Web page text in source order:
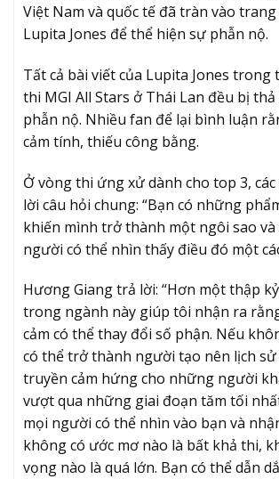
Việt Nam và quốc tế đã tràn vào trang
Lupita Jones để thể hiện sự phẫn nộ.
Tất cả bài viết của Lupita Jones trong
thi MGI All Stars ở Thái Lan đều bị
phẫn nộ. Nhiều fan để lại bình luận
cảm tính, thiếu công bằng.
Ở vòng thi ứng xử dành cho top 3,
lời câu hỏi chung: “Bạn có những
khiến mình trở thành một ngôi sao
người có thể nhìn thấy điều đó một
Hương Giang trả lời: “Hơn một thập
trong ngành này giúp tôi nhận ra
cảm có thể thay đổi số phận. Nếu
có thể trở thành người tạo nên lịch
truyền cảm hứng cho những người
vượt qua những giai đoạn tăm tối
mọi người có thể nhìn vào bạn và
không có ước mơ nào là bất khả thi,
vọng nào là quá lớn. Bạn có thể dẫn